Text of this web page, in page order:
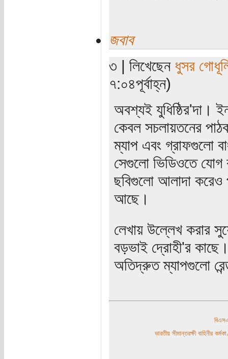
জবাব
৩ | লিখেছেন ধুসর
৭:০৪পূর্বাহ্ন)
অবশ্যই যুধিষ্ঠির'দা।
কেবল সচলায়তনের
ম্যাপ এবং গ্রাফগুলো
সেগুলো ভিডিওতে যোগ
ছবিগুলো আলাদা করেও
আছে।
লেখায় উল্লেখ করার
বড়ভাই দ্রোহী'র
অতিদ্রুত ম্যাপগুলো
ভারতীয় সীমান্তরক্ষী বাহিনীর